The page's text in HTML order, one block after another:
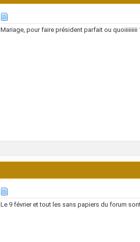
Mariage, pour faire président parfait ou quoiiiiiiiii
Le 9 février et tout les sans papiers du forum